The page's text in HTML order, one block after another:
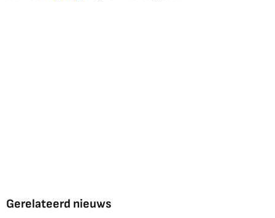
Gerelateerd nieuws